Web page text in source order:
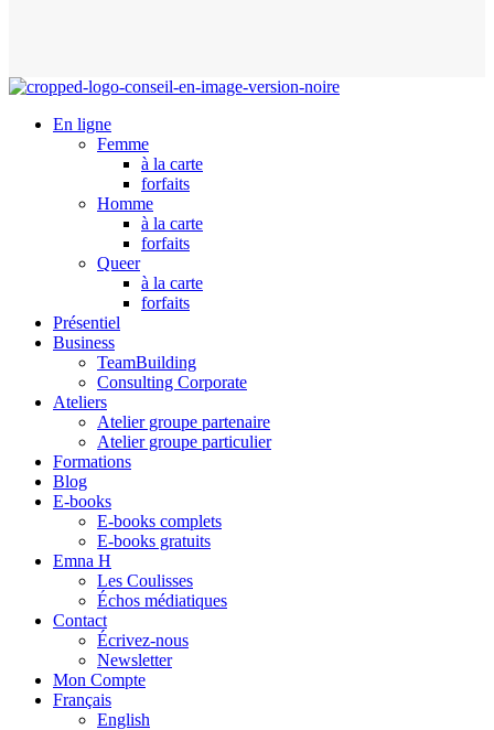
En ligne
Femme
à la carte
forfaits
Homme
à la carte
forfaits
Queer
à la carte
forfaits
Présentiel
Business
TeamBuilding
Consulting Corporate
Ateliers
Atelier groupe partenaire
Atelier groupe particulier
Formations
Blog
E-books
E-books complets
E-books gratuits
Emna H
Les Coulisses
Échos médiatiques
Contact
Écrivez-nous
Newsletter
Mon Compte
Français
English